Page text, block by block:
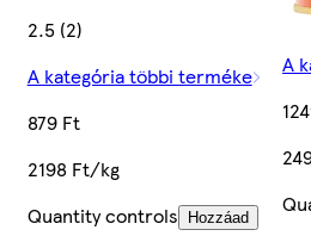
2.5 (2)
A kategória többi terméke
879 Ft
2198 Ft/kg
Quantity controls
Hozzáad
A